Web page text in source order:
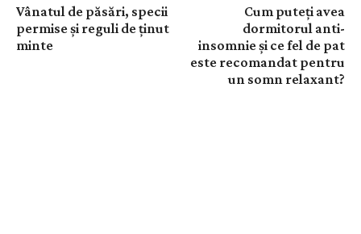
Vânatul de păsări, specii
permise și reguli de ținut
minte
Cum puteți avea
dormitorul anti-
insomnie și ce fel de pat
este recomandat pentru
un somn relaxant?